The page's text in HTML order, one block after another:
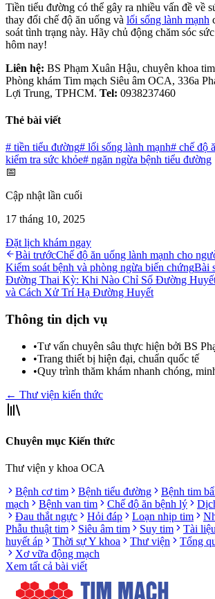
Tiền tiểu đường có thể gây ra nhiều vấn đề về
thay đổi chế độ ăn uống và lối sống lành mạnh
soát tình trạng này. Hãy chủ động chăm sóc
hôm nay!
Liên hệ: BS Phạm Xuân Hậu, chuyên khoa
Phòng khám Tim mạch Siêu âm OCA, 336a
Lợi Trung, TPHCM. Tel: 0938237460
Thẻ bài viết
# tiền tiểu đường# lối sống lành mạnh# chế độ
kiểm tra sức khỏe# ngăn ngừa bệnh tiểu đường
📅
Cập nhật lần cuối
17 tháng 10, 2025
Đặt lịch khám ngay
Bài trướcChế độ ăn uống lành mạnh cho
Kiểm soát bệnh và phòng ngừa biến chứngBài
Đường Thai Kỳ: Khi Nào Chỉ Số Đường
và Cách Xử Trí Hạ Đường Huyết
Thông tin dịch vụ
•Tư vấn chuyên sâu thực hiện bởi BS
•Trang thiết bị hiện đại, chuẩn quốc tế
•Quy trình thăm khám nhanh chóng,
← Thư viện kiến thức
Chuyên mục Kiến thức
Thư viện y khoa OCA
Bệnh cơ tim
Bệnh tiểu đường Bệnh tim
mạch
Bệnh van tim Chế độ ăn bệnh lý
Đau thắt ngực
Hỏi đáp Loạn nhịp tim
Phẫu thuật tim
Siêu âm tim Suy tim Tài
huyết áp
Thời sự Y khoa Thư viện Tổng
Xơ vữa động mạch
Xem tất cả bài viết